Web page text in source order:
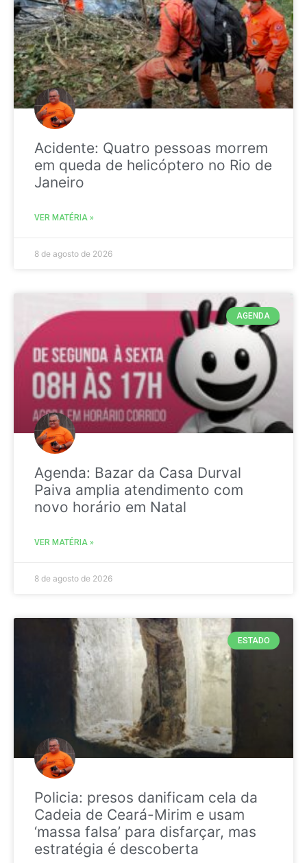
Acidente: Quatro pessoas morrem
em queda de helicóptero no Rio de
Janeiro
VER MATÉRIA »
8 de agosto de 2026
AGENDA
Agenda: Bazar da Casa Durval
Paiva amplia atendimento com
novo horário em Natal
VER MATÉRIA »
8 de agosto de 2026
ESTADO
Policia: presos danificam cela da
Cadeia de Ceará-Mirim e usam
‘massa falsa’ para disfarçar, mas
estratégia é descoberta